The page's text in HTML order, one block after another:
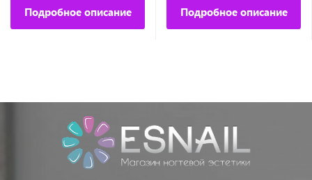
Подробное описание Подробное описание